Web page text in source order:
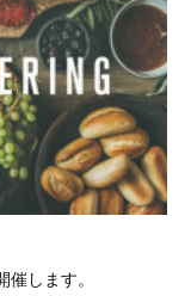
します。